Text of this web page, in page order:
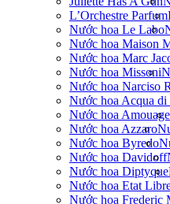
L’Orchestre Parfum
Nước hoa Le Labo
Nước hoa Maison
Nước hoa Marc
Nước hoa Missoni
Nước hoa Narciso
Nước hoa Acqua di
Nước hoa Amouage
Nước hoa Azzaro
Nước hoa Byredo
Nước hoa Davidoff
Nước hoa Diptyque
Nước hoa Etat
Nước hoa Frederic